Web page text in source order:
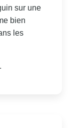
sur une
bien
les